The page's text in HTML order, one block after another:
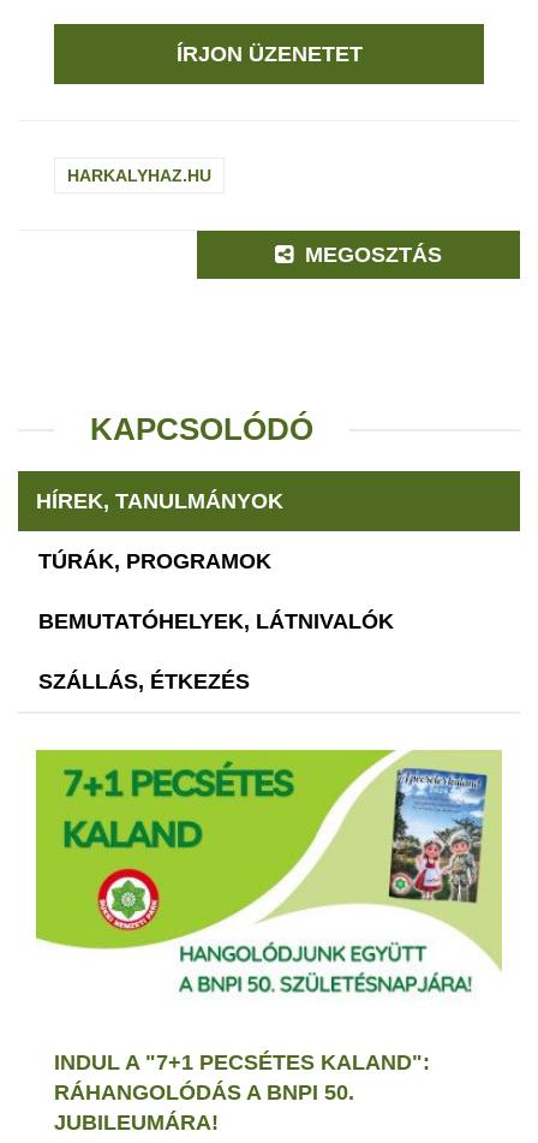
ÍRJON ÜZENETET
HARKALYHAZ.HU
MEGOSZTÁS
KAPCSOLÓDÓ
HÍREK, TANULMÁNYOK
TÚRÁK, PROGRAMOK
BEMUTATÓHELYEK, LÁTNIVALÓK
SZÁLLÁS, ÉTKEZÉS
INDUL A "7+1 PECSÉTES KALAND":
RÁHANGOLÓDÁS A BNPI 50.
JUBILEUMÁRA!